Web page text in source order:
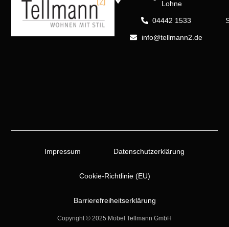
Lohne
04442 1533
info@tellmann2.de
Copyright © 2025 Möbel Tellmann GmbH
Impressum Datenschutzerklärung
Cookie-Richtlinie (EU)
Barrierefreiheitserklärung